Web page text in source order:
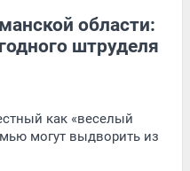
области:
штруделя
как «веселый
могут выдворить из